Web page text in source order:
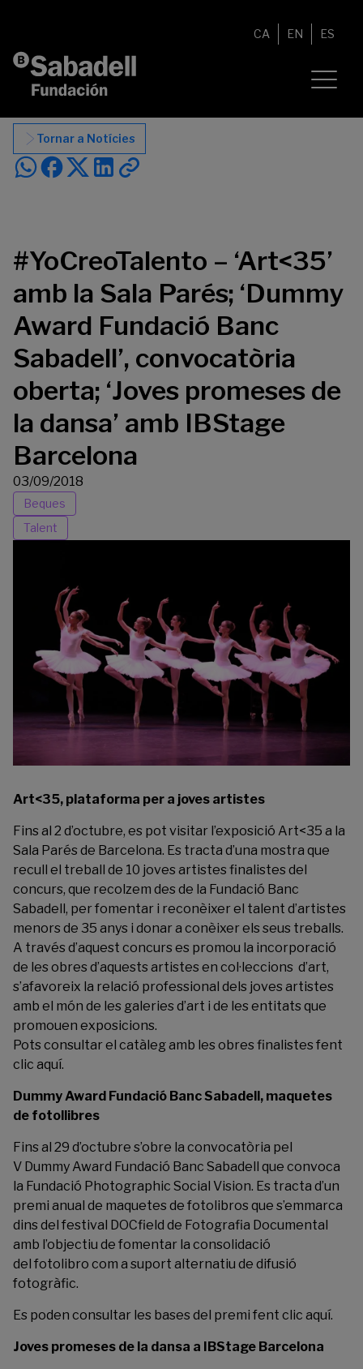
CA EN ES
Tornar a Notícies
#YoCreoTalento – ‘Art<35’
amb la Sala Parés; ‘Dummy
Award Fundació Banc
Sabadell’, convocatòria
oberta; ‘Joves promeses de
la dansa’ amb IBStage
Barcelona
03/09/2018
Beques
Talent
Art<35, plataforma per a joves artistes
Fins al 2 d’octubre, es pot visitar l’exposició Art<35 a la
Sala Parés de Barcelona. Es tracta d’una mostra que
recull el treball de 10 joves artistes finalistes del
concurs, que recolzem des de la Fundació Banc
Sabadell, per fomentar i reconèixer el talent d’artistes
menors de 35 anys i donar a conèixer els seus treballs.
A través d’aquest concurs es promou la incorporació
de les obres d’aquests artistes en col·leccions d’art,
s’afavoreix la relació professional dels joves artistes
amb el món de les galeries d’art i de les entitats que
promouen exposicions.
Pots consultar el catàleg amb les obres finalistes fent
clic aquí.
Dummy Award Fundació Banc Sabadell, maquetes
de fotollibres
Fins al 29 d’octubre s’obre la convocatòria pel
V Dummy Award Fundació Banc Sabadell que convoca
la Fundació Photographic Social Vision. Es tracta d’un
premi anual de maquetes de fotolibros que s’emmarca
dins del festival DOCfield de Fotografia Documental
amb l’objectiu de fomentar la consolidació
del fotolibro com a suport alternatiu de difusió
fotogràfic.
Es poden consultar les bases del premi fent clic aquí.
Joves promeses de la dansa a IBStage Barcelona